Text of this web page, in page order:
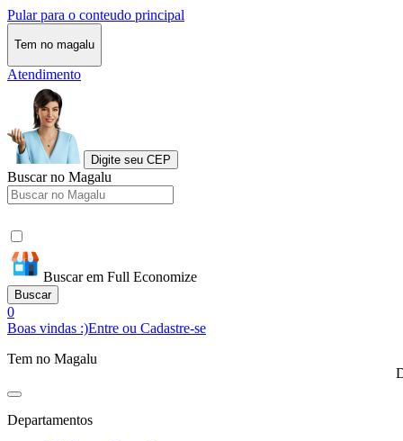
Pular para o conteudo principal
Tem no magalu
Atendimento
Digite seu CEP
Buscar no Magalu
Buscar em Full Economize
Buscar
0
Boas vindas :)Entre ou Cadastre-se
Tem no Magalu
Departamentos